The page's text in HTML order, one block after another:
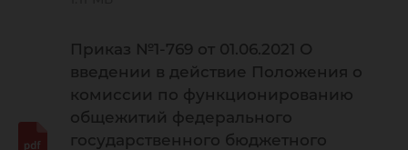
Приказ №1-769 от 01.06.2021 О
введении в действие Положения о
комиссии по функционированию
общежитий федерального
государственного бюджетного